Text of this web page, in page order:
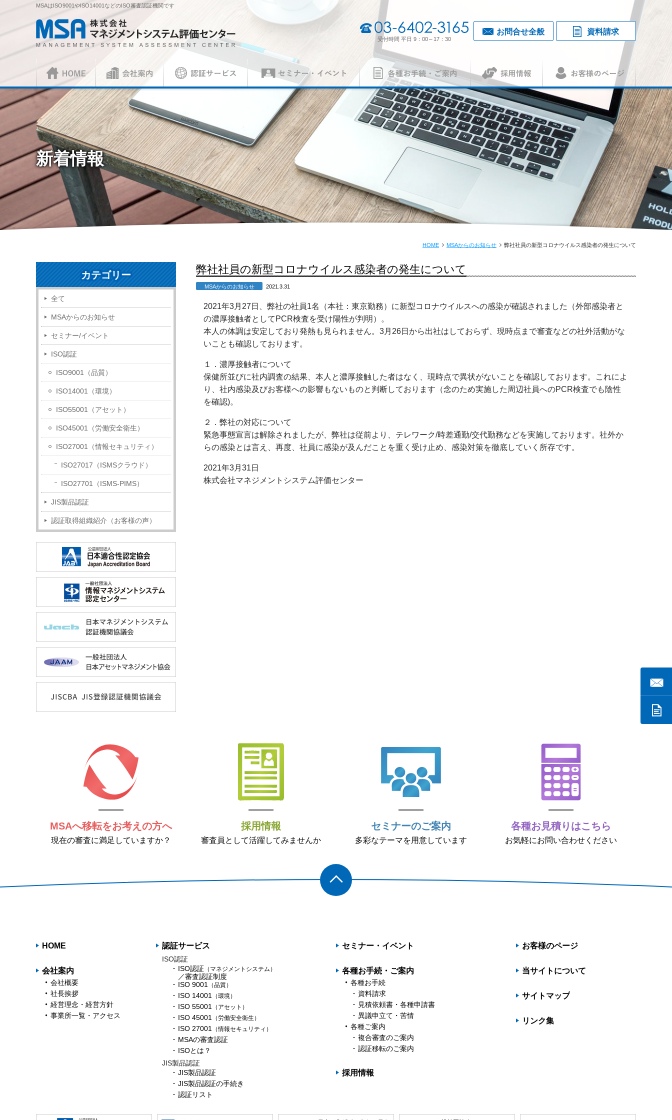
MSAはISO9001やISO14001などのISO審査認証機関です
株式会社 マネジメントシステム評価センター
03-6402-3165
受付時間 平日 9：00～17：30
お問合せ全般 資料請求
HOME 会社案内
会社概要 社長挨拶 経営理念・経営方針 事業所一覧・アクセス
認証サービス
ISO認証
ISO認証（マネジメントシステム）
／審査認証制度
ISO 9001（品質） ISO 14001 ISO 55001（アセット）
ISO 45001（労働安全衛生） ISO 27001
MSAの審査認証
ISOとは？
JIS製品認証
JIS製品認証 JIS製品認証の手続き 認証リスト
セミナー・イベント 各種お手続・ご案内
各種お手続
資料請求 見積依頼書・各種申請書 異議申立て・苦情
各種ご案内
複合審査のご案内 認証移転のご案内 パンフレット
採用情報
正社員 ISO審査員（契約審査員） 製品認証審査員（契約審査員）
お客様のページ
新着情報
HOME MSAからのお知らせ 弊社社員の新型コロナウイルス感染者の発生について
弊社社員の新型コロナウイルス感染者の発生について
MSAからのお知らせ 2021.3.31
2021年3月 27 日、弊社の社員1名（本社：東京勤務）に新型コロナウイルスへの感染が確認されました（外部感染者と
の濃厚接触者として PCR検査を受け陽性が判明）。
本人の体調は安定しており発熱も見られません。 3月 26日から出社はしておらず、現時点まで審査などの社外活動がな
いことも確認しております。
１．濃厚接触者について
保健所並びに社内調査の結果、本人と濃厚接触した者はなく、現時点で異状がないことを確認しております。これによ
り、社内感染及びお客様への影響もないものと判断しております（念のため実施した周辺社員へのPCR検査でも陰性
を確認)。
２．弊社の対応について
緊急事態宣言は解除されましたが、弊社は従前より、テレワーク/時差通勤/交代勤務などを実施しております。社外か
らの感染とは言え、再度、社員に感染が及んだことを重く受け止め、感染対策を徹底していく所存です。
2021年3月 31 日
株式会社マネジメントシステム評価センター
カテゴリー
全て
MSAからのお知らせ
セミナー/イベント
ISO認証
ISO9001（品質）
ISO14001（環境）
ISO55001（アセット）
ISO45001（労働安全衛生）
ISO27001（情報セキュリティ）
ISO27017（ISMSクラウド）
ISO27701（ISMS-PIMS）
JIS製品認証
認証取得組織紹介（お客様の声）
MSAへ移転をお考えの方へ
現在の審査に満足していますか？
採用情報
審査員として活躍してみませんか
セミナーのご案内
多彩なテーマを用意しています
各種お見積りはこちら
お気軽にお問い合わせください
HOME
会社案内
会社概要
社長挨拶
経営理念・経営方針
事業所一覧・アクセス
認証サービス
ISO認証
ISO認証 （マネジメントシステム）
／審査認証制度
ISO 9001（品質）
ISO 14001（環境）
ISO 55001（アセット）
ISO 45001（労働安全衛生）
ISO 27001（情報セキュリティ）
MSAの審査認証
ISOとは？
JIS製品認証
JIS製品認証
JIS製品認証の手続き
認証リスト
セミナー・イベント
各種お手続・ご案内
各種お手続
資料請求
見積依頼書・各種申請書
異議申立て・苦情
各種ご案内
複合審査のご案内
認証移転のご案内
採用情報
お客様のページ
当サイトについて
サイトマップ
リンク集